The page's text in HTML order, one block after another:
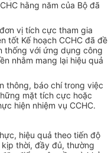
hằng năm của Bộ đã
vị tích cực tham gia
tốt Kế hoạch CCHC đã đề
thống với ứng dụng công
nhằm mang lại hiệu quả
thông, báo chí trong việc
mặt tích cực hoặc
hiện nhiệm vụ CCHC.
hiệu quả theo tiến độ
kịp thời, đầy đủ, thường